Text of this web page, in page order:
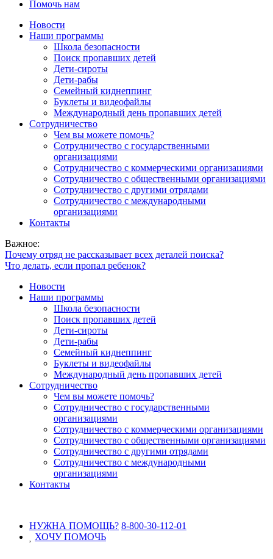
Помочь нам
Новости
Наши программы
Школа безопасности
Поиск пропавших детей
Дети-сироты
Дети-рабы
Семейный киднеппинг
Буклеты и видеофайлы
Международный день пропавших детей
Сотрудничество
Чем вы можете помочь?
Сотрудничество с государственными
организациями
Сотрудничество с коммерческими организациями
Сотрудничество с общественными организациями
Сотрудничество с другими отрядами
Сотрудничество с международными
организациями
Контакты
Важное:
Почему отряд не рассказывает всех деталей поиска?
Что делать, если пропал ребенок?
Новости
Наши программы
Школа безопасности
Поиск пропавших детей
Дети-сироты
Дети-рабы
Семейный киднеппинг
Буклеты и видеофайлы
Международный день пропавших детей
Сотрудничество
Чем вы можете помочь?
Сотрудничество с государственными
организациями
Сотрудничество с коммерческими организациями
Сотрудничество с общественными организациями
Сотрудничество с другими отрядами
Сотрудничество с международными
организациями
Контакты
НУЖНА ПОМОЩЬ? 8-800-30-112-01
ХОЧУПОМОЧЬ